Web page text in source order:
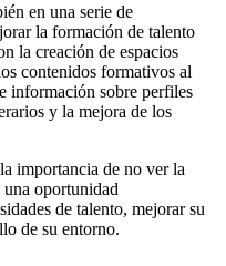
en una serie de
la formación de talento
la creación de espacios
contenidos formativos al
información sobre perfiles
y la mejora de los
importancia de no ver la
oportunidad
de talento, mejorar su
de su entorno.